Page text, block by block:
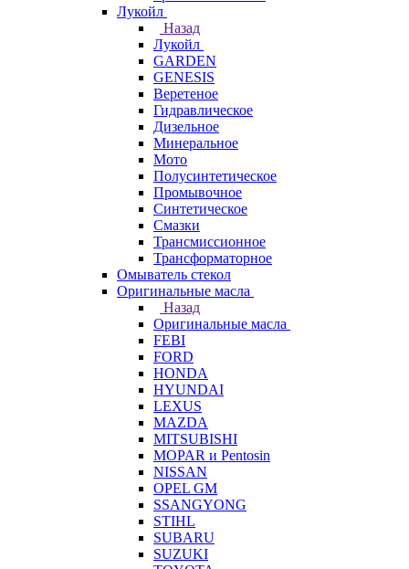
Лукойл
Назад
Лукойл
GARDEN
GENESIS
Веретеное
Гидравлическое
Дизельное
Минеральное
Мото
Полусинтетическое
Промывочное
Синтетическое
Смазки
Трансмиссионное
Трансформаторное
Омыватель стекол
Оригинальные масла
Назад
Оригинальные масла
FEBI
FORD
HONDA
HYUNDAI
LEXUS
MAZDA
MITSUBISHI
MOPAR и Pentosin
NISSAN
OPEL GM
SSANGYONG
STIHL
SUBARU
SUZUKI